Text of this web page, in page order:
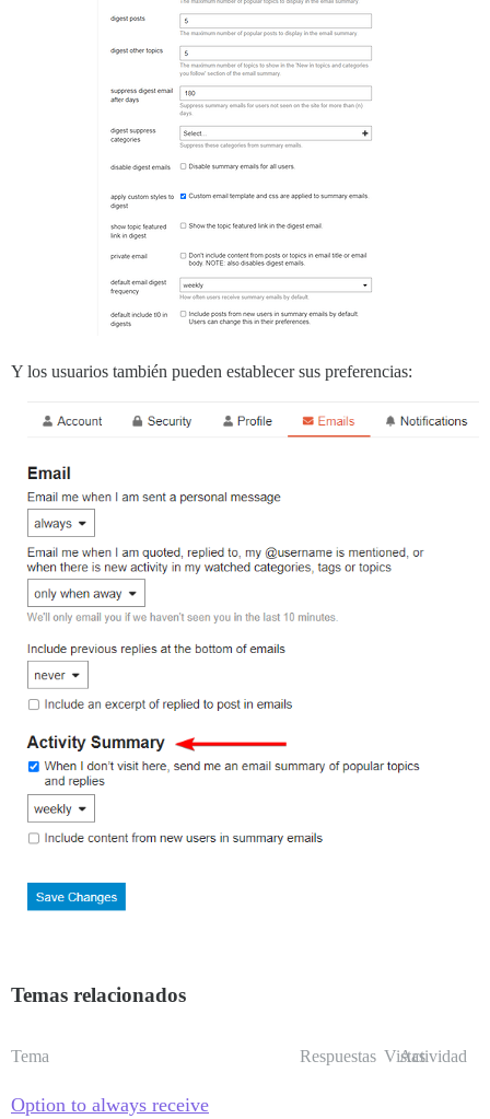
Y los usuarios también pueden establecer sus preferencias:
Temas relacionados
Tema Respuestas Vistas
Actividad
Option to always receive